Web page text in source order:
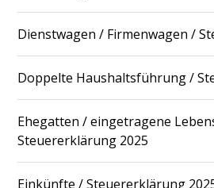
Dienstwagen / Firmenwagen /
Doppelte Haushaltsführung /
Ehegatten / eingetragene
Steuererklärung 2025
Einkünfte / Steuererklärung